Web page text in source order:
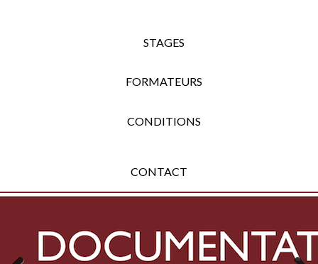
STAGES
FORMATEURS
CONDITIONS
CONTACT